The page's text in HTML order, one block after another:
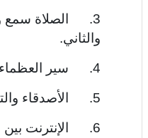
3. الصلاة سمع
والثاني.
4. سير العظماء المستوى الأول والثاني.
5. الأصدقاء والتطبع بأتباعهم.
6. الإنترنت بين المفاسد والمنافع.